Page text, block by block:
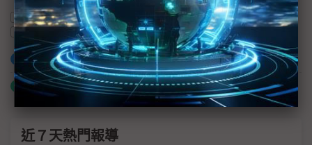
美國聯邦通訊委員會 工業自動化
IPC
凌華科技
加入已選取到「關鍵字追蹤」
什麼是「關鍵字追蹤」
近７天熱門報導